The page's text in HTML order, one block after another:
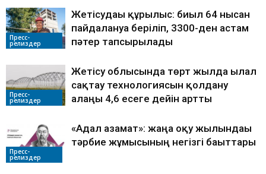
Пресс-
релиздер
Жетісудағы құрылыс: биыл 64 нысан
пайдалануға беріліп, 3300-ден астам
пәтер тапсырылады
Пресс-
релиздер
Жетісу облысында төрт жылда ылғал
сақтау технологиясын қолдану
алаңы 4,6 есеге дейін артты
Пресс-
релиздер
«Адал азамат»: жаңа оқу жылындағы
тәрбие жұмысының негізгі бағыттары